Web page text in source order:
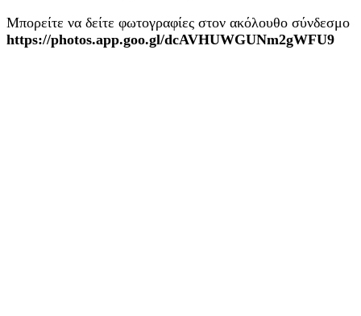
Μπορείτε να δείτε φωτογραφίες στον ακόλουθο σύνδεσμο
https://photos.app.goo.gl/dcAVHUWGUNm2gWFU9